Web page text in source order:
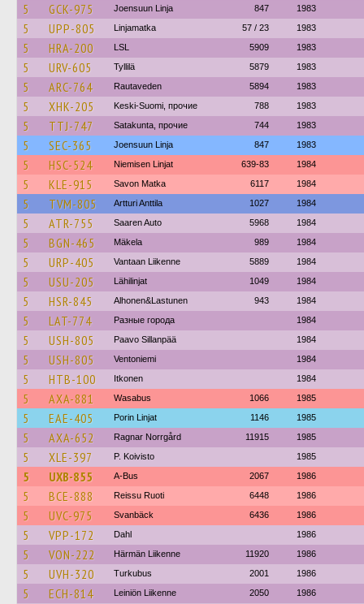
5 GCK-975 Joensuun Linja 847 1983
5 UPP-805 Linjamatka 57 / 23 1983
5 HRA-200 LSL 5909 1983
5 URV-605 Tyllilä 5879 1983
5 ARC-764 Rautaveden 5894 1983
5 XHK-205 Keski-Suomi, прочие 788 1983
5 TTJ-747 Satakunta, прочие 744 1983
5 SEC-365 Joensuun Linja 847 1983
5 HSC-524 Niemisen Linjat 639-83 1984
5 KLE-915 Savon Matka 6117 1984
5 TVM-805 Artturi Anttila 1027 1984
5 ATR-755 Saaren Auto 5968 1984
5 BGN-465 Mäkela 989 1984
5 URP-405 Vantaan Liikenne 5889 1984
5 USU-205 Lähilinjat 1049 1984
5 HSR-845 Alhonen&Lastunen 943 1984
5 LAT-774 Разные города 1984
5 USH-805 Paavo Sillanpää 1984
5 USH-805 Ventoniemi 1984
5 HTB-100 Itkonen 1984
5 AXA-881 Wasabus 1066 1985
5 EAE-405 Porin Linjat 1146 1985
5 AXA-652 Ragnar Norrgård 11915 1985
5 XLE-397 P. Koivisto 1985
5 UXB-855 A-Bus 2067 1986
5 BCE-888 Reissu Ruoti 6448 1986
5 UVC-975 Svanbäck 6436 1986
5 VPP-172 Dahl 1986
5 VON-222 Härmän Liikenne 11920 1986
5 UVH-320 Turkubus 2001 1986
5 ECH-814 Leiniön Liikenne 2050 1986